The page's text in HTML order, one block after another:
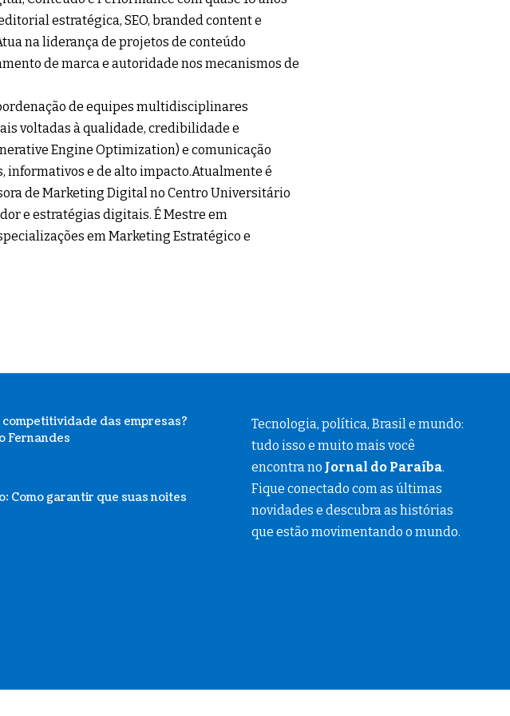
estratégica, SEO, branded content e
na liderança de projetos de conteúdo
de marca e autoridade nos mecanismos de
de equipes multidisciplinares
voltadas à qualidade, credibilidade e
Engine Optimization) e comunicação
e de alto impacto.Atualmente é
de Marketing Digital no Centro Universitário
e estratégias digitais. É Mestre em
em Marketing Estratégico e
competitividade das empresas?
Fernandes
Como garantir que suas noites
Tecnologia, política, Brasil e mundo:
tudo isso e muito mais você
encontra no Jornal do Paraíba.
Fique conectado com as últimas
novidades e descubra as histórias
que estão movimentando o mundo.